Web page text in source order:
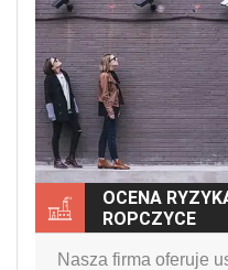
OCENA
ROPCZYCE
Nasza firma oferuje